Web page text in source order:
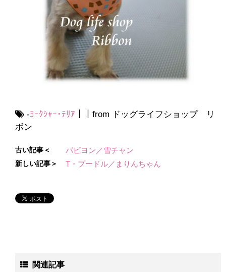
-ﾖｰｸｼｬｰ･ﾃﾘｱ ｜｜from ドッグライフショップ リ
ボン
古い記事＜ パピヨン／雪チャン
新しい記事＞ T・プードル／まりんちゃん
関連記事